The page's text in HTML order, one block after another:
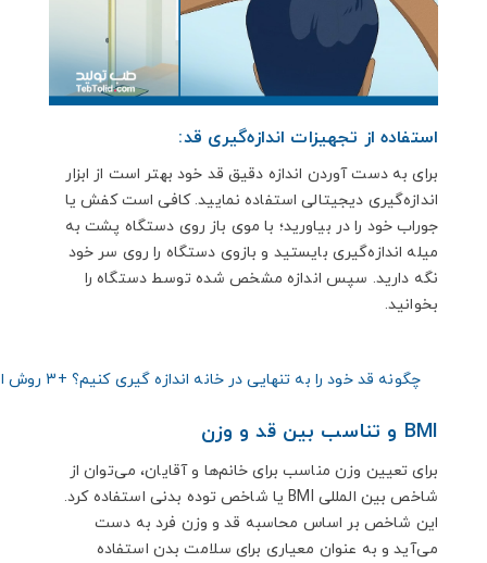
استفاده از تجهیزات اندازه‌گیری قد:
برای به دست آوردن اندازه دقیق قد خود بهتر است از ابزار
اندازه‌گیری دیجیتالی استفاده نمایید. کافی است کفش یا
جوراب خود را در بیاورید؛ با موی باز روی دستگاه پشت به
میله اندازه‌گیری بایستید و بازوی دستگاه را روی سر خود
نگه دارید. سپس اندازه مشخص شده توسط دستگاه را
بخوانید.
چگونه قد خود را به تنهایی در خانه اندازه گیری کنیم؟ +3 روش استاندارد
BMI و تناسب بین قد و وزن
برای تعیین وزن مناسب برای خانم‌ها و آقایان، می‌توان از
شاخص بین المللی BMI یا شاخص توده بدنی استفاده کرد.
این شاخص بر اساس محاسبه قد و وزن فرد به دست
می‌آید و به عنوان معیاری برای سلامت بدن استفاده